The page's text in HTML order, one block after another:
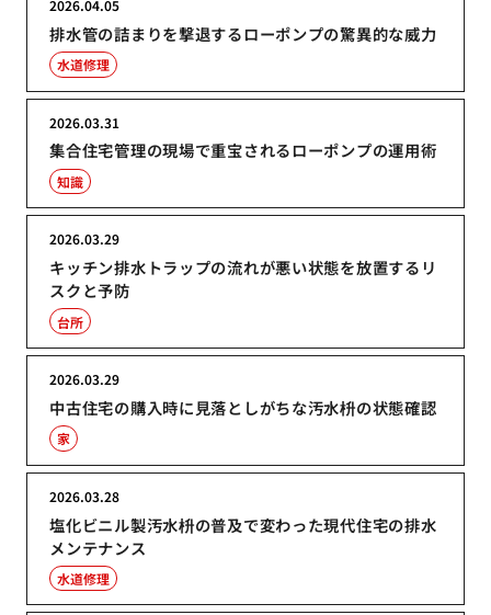
排水管の詰まりを撃退するローポンプの驚異的な威力
2026.04.05
水道修理
集合住宅管理の現場で重宝されるローポンプの運用術
2026.03.31
知識
キッチン排水トラップの流れが悪い状態を放置するリ
スクと予防
2026.03.29
台所
中古住宅の購入時に見落としがちな汚水枡の状態確認
2026.03.29
家
塩化ビニル製汚水枡の普及で変わった現代住宅の排水
メンテナンス
2026.03.28
水道修理